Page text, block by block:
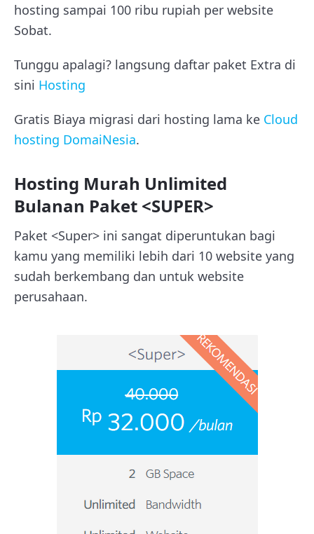
hosting sampai 100 ribu rupiah per website
Sobat.
Tunggu apalagi? langsung daftar paket Extra di
sini Hosting
Gratis Biaya migrasi dari hosting lama ke Cloud
hosting DomaiNesia.
Hosting Murah Unlimited
Bulanan Paket <SUPER>
Paket <Super> ini sangat diperuntukan bagi
kamu yang memiliki lebih dari 10 website yang
sudah berkembang dan untuk website
perusahaan.